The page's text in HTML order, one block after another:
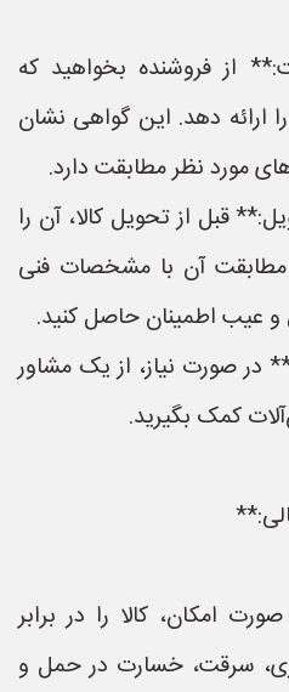
از فروشنده بخواهید که
ارائه دهد. این گواهی نشان
مورد نظر مطابقت دارد.
قبل از تحویل کالا، آن را
مطابقت آن با مشخصات فنی
عیب اطمینان حاصل کنید.
در صورت نیاز، از یک مشاور
کمک بگیرید.
امکان، کالا را در برابر
سرقت، خسارت در حمل و